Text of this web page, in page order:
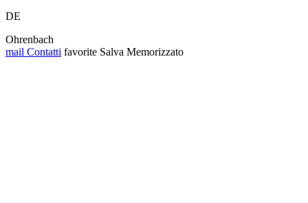
DE
Ohrenbach
mail Contatti favorite Salva Memorizzato